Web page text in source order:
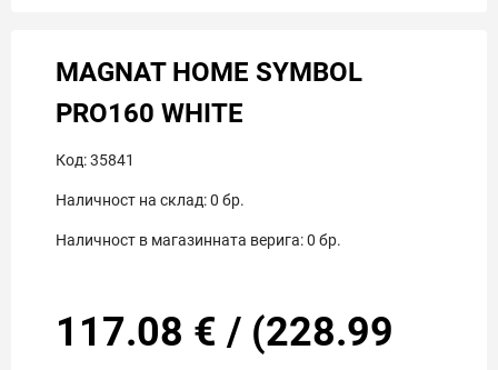
MAGNAT HOME SYMBOL
PRO160 WHITE
Код:35841
Наличност на склад:0 бр.
Наличност в магазинната верига:0 бр.
117.08 € / (228.99